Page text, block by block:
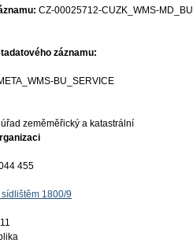
CZ-00025712-CUZK_WMS-MD_BU
záznamu:
BU_SERVICE
zeměměřický a katastrální
455
sídlištěm 1800/9